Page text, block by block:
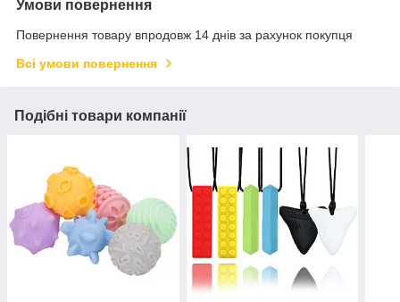
Умови повернення
Повернення товару впродовж 14 днів за рахунок покупця
Всі умови повернення
Подібні товари компанії